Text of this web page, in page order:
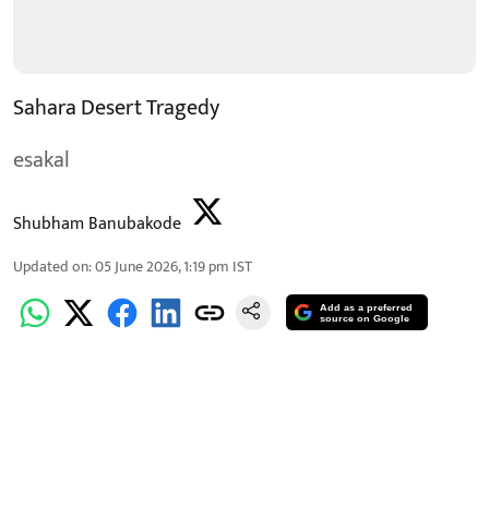
Sahara Desert Tragedy
esakal
Shubham Banubakode
Updated on:05 June 2026, 1:19 pm IST
Add as a preferred
source on Google